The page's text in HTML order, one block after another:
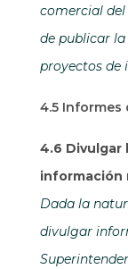
comercial del
de publicar
proyectos de
4.5 Informes
4.6 Divulgar
información
Dada la
divulgar